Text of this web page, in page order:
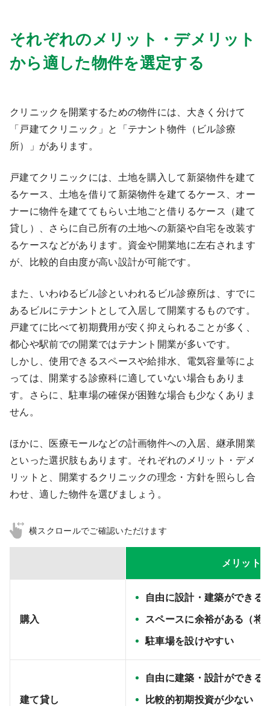
受付時間 9:00 ～ 18:00（平日）
医師求人
DtoDとは
お問合せ
医院の譲渡・売却をお考えの方
それぞれのメリット・デメリット
から適した物件を選定する
クリニックを開業するための物件には、大きく分けて
「戸建てクリニック」と「テナント物件（ビル診療
所）」があります。
戸建てクリニックには、土地を購入して新築物件を建て
るケース、土地を借りて新築物件を建てるケース、オー
ナーに物件を建ててもらい土地ごと借りるケース（建て
貸し）、さらに自己所有の土地への新築や自宅を改装す
るケースなどがあります。資金や開業地に左右されます
が、比較的自由度が高い設計が可能です。
また、いわゆるビル診といわれるビル診療所は、すでに
あるビルにテナントとして入居して開業するものです。
戸建てに比べて初期費用が安く抑えられることが多く、
都心や駅前での開業ではテナント開業が多いです。
しかし、使用できるスペースや給排水、電気容量等によ
っては、開業する診療科に適していない場合もありま
す。さらに、駐車場の確保が困難な場合も少なくありま
せん。
ほかに、医療モールなどの計画物件への入居、継承開業
といった選択肢もあります。それぞれのメリット・デメ
リットと、開業するクリニックの理念・方針を照らし合
わせ、適した物件を選びましょう。
横スクロールでご確認いただけます
メリット
購入
自由に設計・建築ができる
スペースに余裕がある（将
駐車場を設けやすい
建て貸し
自由に建築・設計ができる
比較的初期投資が少ない